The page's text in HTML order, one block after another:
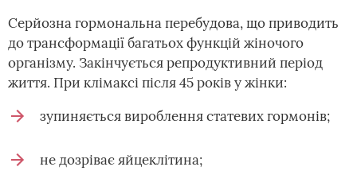
Серйозна гормональна перебудова, що приводить
до трансформації багатьох функцій жіночого
організму. Закінчується репродуктивний період
життя. При клімаксі після 45 років у жінки:
зупиняється вироблення статевих гормонів;
не дозріває яйцеклітина;